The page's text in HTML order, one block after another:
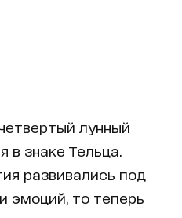
лунный
в знаке Тельца.
развивались под
эмоций, то теперь